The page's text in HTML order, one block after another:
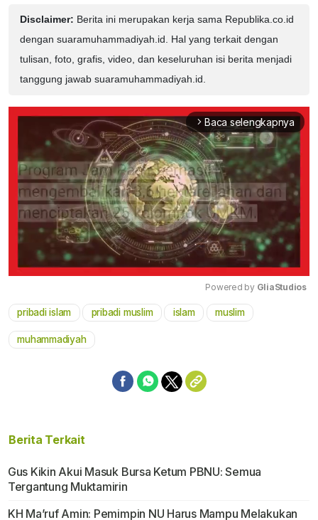
Disclaimer: Berita ini merupakan kerja sama Republika.co.id
dengan suaramuhammadiyah.id. Hal yang terkait dengan
tulisan, foto, grafis, video, dan keseluruhan isi berita menjadi
tanggung jawab suaramuhammadiyah.id.
arrow_forward_ios Baca selengkapnya
Powered by GliaStudios
pribadi islam pribadi muslim islam muslim
muhammadiyah
Berita Terkait
Gus Kikin Akui Masuk Bursa Ketum PBNU: Semua
Tergantung Muktamirin
KH Ma’ruf Amin: Pemimpin NU Harus Mampu Melakukan